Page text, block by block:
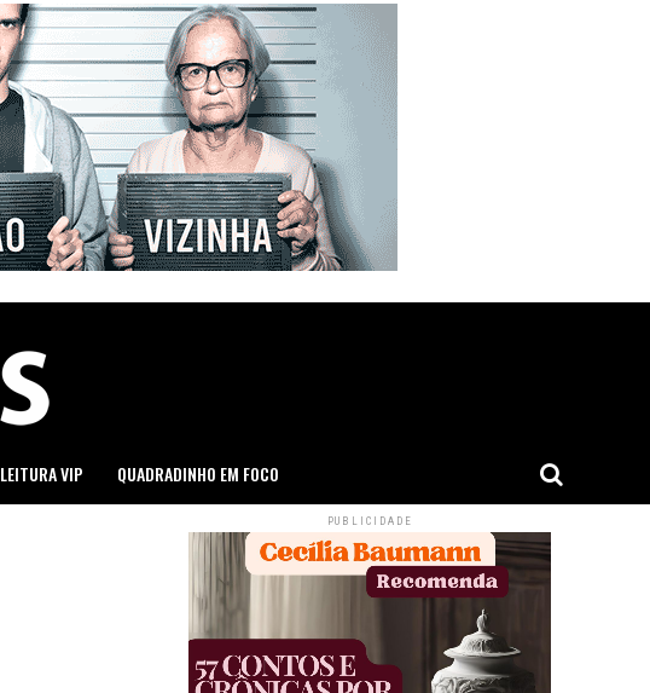
LEITURA VIP QUADRADINHO EM FOCO
PUBLICIDADE